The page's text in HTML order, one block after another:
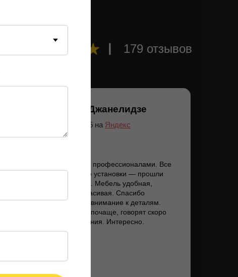
179 отзывов
Лиана Джанелидзе
Приятно иметь дело с профессионалами. Все
этапы — от выбора до установки — прошли
гладко и без задержек. Мебель удобная,
функциональная и красивая. Спасибо
за отличный сервис и внимание к деталям.
Будем сюда заходить почаще, говорят скоро
будут новые поступления. Интересно.
12.07.2025 на Яндекс